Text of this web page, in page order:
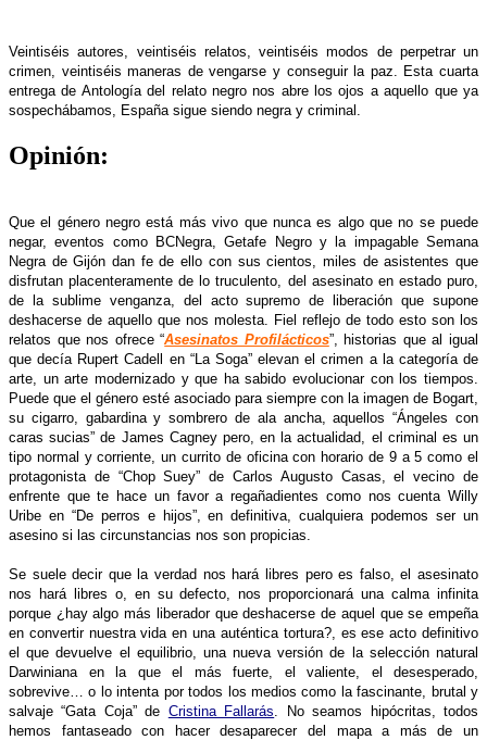
Veintiséis autores, veintiséis relatos, veintiséis modos de perpetrar un
crimen, veintiséis maneras de vengarse y conseguir la paz. Esta cuarta
entrega de Antología del relato negro nos abre los ojos a aquello que ya
sospechábamos, España sigue siendo negra y criminal.
Opinión:
Que el género negro está más vivo que nunca es algo que no se puede
negar, eventos como BCNegra, Getafe Negro y la impagable Semana
Negra de Gijón dan fe de ello con sus cientos, miles de asistentes que
disfrutan placenteramente de lo truculento, del asesinato en estado puro,
de la sublime venganza, del acto supremo de liberación que supone
deshacerse de aquello que nos molesta. Fiel reflejo de todo esto son los
relatos que nos ofrece “Asesinatos Profilácticos”, historias que al igual
que decía Rupert Cadell en “La Soga” elevan el crimen a la categoría de
arte, un arte modernizado y que ha sabido evolucionar con los tiempos.
Puede que el género esté asociado para siempre con la imagen de Bogart,
su cigarro, gabardina y sombrero de ala ancha, aquellos “Ángeles con
caras sucias” de James Cagney pero, en la actualidad, el criminal es un
tipo normal y corriente, un currito de oficina con horario de 9 a 5 como el
protagonista de “Chop Suey” de Carlos Augusto Casas, el vecino de
enfrente que te hace un favor a regañadientes como nos cuenta Willy
Uribe en “De perros e hijos”, en definitiva, cualquiera podemos ser un
asesino si las circunstancias nos son propicias.
Se suele decir que la verdad nos hará libres pero es falso, el asesinato
nos hará libres o, en su defecto, nos proporcionará una calma infinita
porque ¿hay algo más liberador que deshacerse de aquel que se empeña
en convertir nuestra vida en una auténtica tortura?, es ese acto definitivo
el que devuelve el equilibrio, una nueva versión de la selección natural
Darwiniana en la que el más fuerte, el valiente, el desesperado,
sobrevive… o lo intenta por todos los medios como la fascinante, brutal y
salvaje “Gata Coja” de Cristina Fallarás . No seamos hipócritas, todos
hemos fantaseado con hacer desaparecer del mapa a más de un